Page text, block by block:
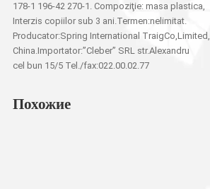
178-1 196-42 270-1. Compoziţie: masa plastica,
Interzis copiilor sub 3 ani.Termen:nelimitat.
Producator:Spring International TraigCo,Limited,
China.Importator:”Cleber” SRL str.Alexandru
cel bun 15/5 Tel./fax:022.00.02.77
Похожие